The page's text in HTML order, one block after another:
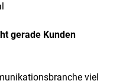
gerade Kunden
viel